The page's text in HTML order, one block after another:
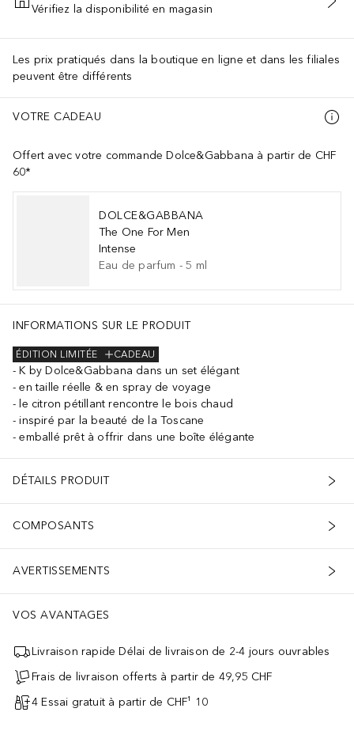
AJOUTER AU PANIER
Vérifiez la disponibilité en magasin
Les prix pratiqués dans la boutique en ligne et dans les filiales
peuvent être différents
VOTRE CADEAU
Offert avec votre commande Dolce&Gabbana à partir de CHF
60*
DOLCE&GABBANA
The One For Men
Intense
Eau de parfum -5 ml
INFORMATIONS SUR LE PRODUIT
CADEAU
ÉDITION LIMITÉE
K by Dolce&Gabbana dans un set élégant
en taille réelle & en spray de voyage
le citron pétillant rencontre le bois chaud
inspiré par la beauté de la Toscane
emballé prêt à offrir dans une boîte élégante
DÉTAILS PRODUIT
COMPOSANTS
AVERTISSEMENTS
VOS AVANTAGES
Livraison rapide Délai de livraison de 2-4 jours ouvrables
Frais de livraison offerts à partir de 49,95 CHF
4 Essai gratuit à partir de CHF¹ 10